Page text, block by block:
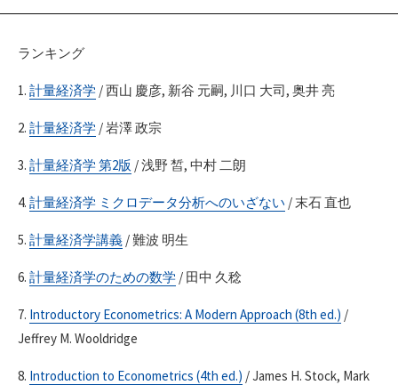
ランキング
1. 計量経済学 / 西山 慶彦, 新谷 元嗣, 川口 大司, 奥井 亮
2. 計量経済学 / 岩澤 政宗
3. 計量経済学 第2版 / 浅野 皙, 中村 二朗
4. 計量経済学 ミクロデータ分析へのいざない / 末石 直也
5. 計量経済学講義 / 難波 明生
6. 計量経済学のための数学 / 田中 久稔
7. Introductory Econometrics: A Modern Approach (8th ed.) /
Jeffrey M. Wooldridge
8. Introduction to Econometrics (4th ed.) / James H. Stock, Mark